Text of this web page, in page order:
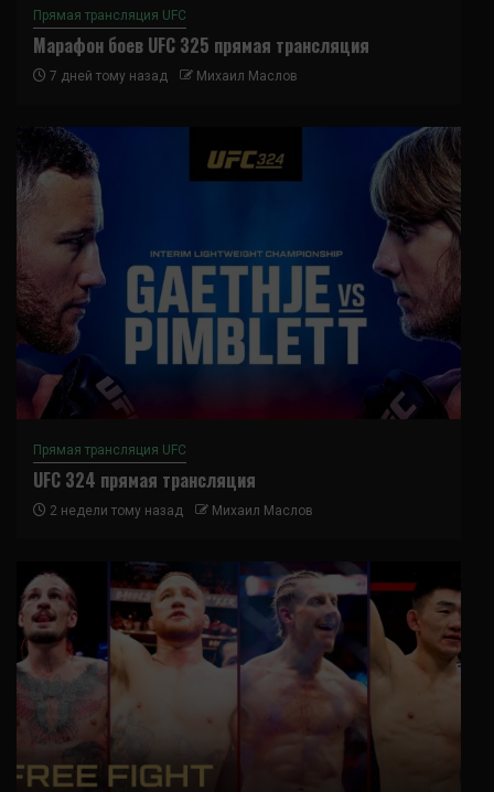
Прямая трансляция UFC
Марафон боев UFC 325 прямая трансляция
7 дней тому назад Михаил Маслов
Прямая трансляция UFC
UFC 324 прямая трансляция
2 недели тому назад Михаил Маслов